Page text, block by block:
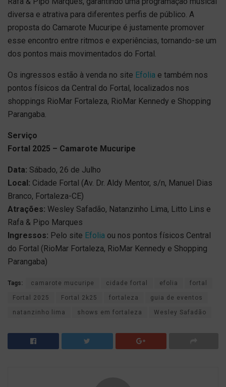
diversa e atrativa para diferentes perfis de público. A
proposta do Camarote Mucuripe é justamente promover
esse encontro entre ritmos e experiências, tornando-se um
dos pontos mais movimentados do Fortal.
Os ingressos estão à venda no site Efolia e também nos
pontos físicos da Central do Fortal, localizados nos
shoppings RioMar Fortaleza, RioMar Kennedy e Shopping
Parangaba.
Serviço
Fortal 2025 – Camarote Mucuripe
Data: Sábado, 26 de Julho
Local: Cidade Fortal (Av. Dr. Aldy Mentor, s/n, Manuel Dias
Branco, Fortaleza-CE)
Atrações: Wesley Safadão, Natanzinho Lima, Litto Lins e
Rafa & Pipo Marques
Ingressos: Pelo site Efolia ou nos pontos físicos Central
do Fortal (RioMar Fortaleza, RioMar Kennedy e Shopping
Parangaba)
Tags: camarote mucuripe cidade fortal efolia fortal
Fortal 2025 Fortal 2k25 fortaleza guia de eventos
natanzinho lima shows em fortaleza Wesley Safadão